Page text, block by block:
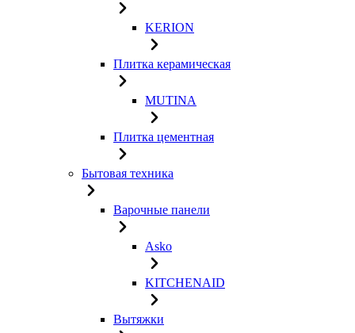
KERION
Плитка керамическая
MUTINA
Плитка цементная
Бытовая техника
Варочные панели
Asko
KITCHENAID
Вытяжки